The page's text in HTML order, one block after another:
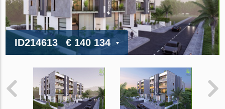
ID214613 € 140 134